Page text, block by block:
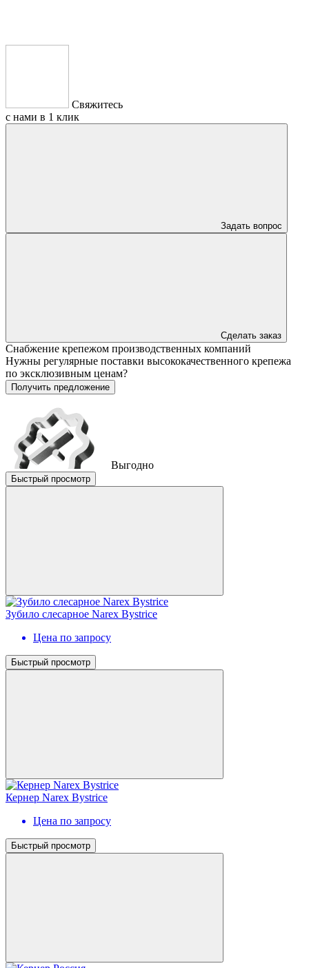
Свяжитесь
с нами в 1 клик
Задать вопрос
Сделать заказ
Снабжение крепежом производственных компаний
Нужны регулярные поставки высококачественного крепежа
по эксклюзивным ценам?
Получить предложение
Выгодно
Быстрый просмотр
Зубило слесарное Narex Bystrice
Цена по запросу
Быстрый просмотр
Кернер Narex Bystrice
Цена по запросу
Быстрый просмотр